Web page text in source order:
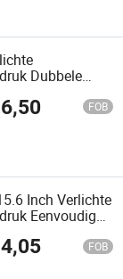
Dubbele
Kantoor FOB
Inch Verlichte
Eenvoudige
Laptops
FOB